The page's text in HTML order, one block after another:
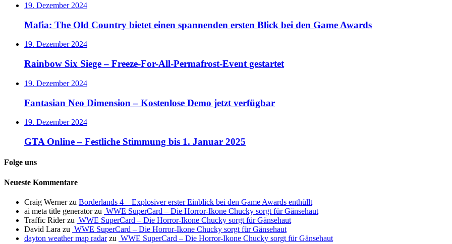
19. Dezember 2024
Mafia: The Old Country bietet einen spannenden ersten Blick bei den Game Awards
19. Dezember 2024
Rainbow Six Siege – Freeze-For-All-Permafrost-Event gestartet
19. Dezember 2024
Fantasian Neo Dimension – Kostenlose Demo jetzt verfügbar
19. Dezember 2024
GTA Online – Festliche Stimmung bis 1. Januar 2025
Folge uns
Neueste Kommentare
Craig Wernerzu Borderlands 4 – Explosiver erster Einblick bei den Game Awards enthüllt
ai meta title generatorzu WWE SuperCard – Die Horror-Ikone Chucky sorgt für Gänsehaut
Traffic Riderzu WWE SuperCard – Die Horror-Ikone Chucky sorgt für Gänsehaut
David Lara zu WWE SuperCard – Die Horror-Ikone Chucky sorgt für Gänsehaut
dayton weather map radarzu WWE SuperCard – Die Horror-Ikone Chucky sorgt für Gänsehaut